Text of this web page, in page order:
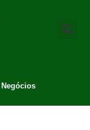
Negócios